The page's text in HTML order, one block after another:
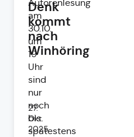
27.
Okt.
2025
Denk
kommt
nach
Winhöring
Autorenlesung
am
30.10.
um
19
Uhr
sind
nur
noch
bis
spätestens